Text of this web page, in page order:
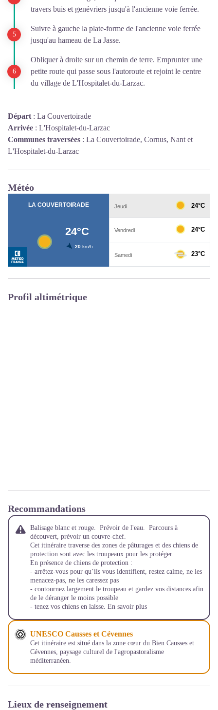
travers buis et genévriers jusqu'à l'ancienne voie ferrée.
Suivre à gauche la plate-forme de l'ancienne voie ferrée
jusqu'au hameau de La Jasse.
Obliquer à droite sur un chemin de terre. Emprunter une
petite route qui passe sous l'autoroute et rejoint le centre
du village de L'Hospitalet-du-Larzac.
Départ : La Couvertoirade
Arrivée : L'Hospitalet-du-Larzac
Communes traversées : La Couvertoirade, Cornus, Nant et
L'Hospitalet-du-Larzac
Météo
Profil altimétrique
Recommandations
Balisage blanc et rouge. Prévoir de l'eau. Parcours à
découvert, prévoir un couvre-chef.
Cet itinéraire traverse des zones de pâturages et des chiens de
protection sont avec les troupeaux pour les protéger.
En présence de chiens de protection :
- arrêtez-vous pour qu’ils vous identifient, restez calme, ne les
menacez-pas, ne les caressez pas
- contournez largement le troupeau et gardez vos distances afin
de le déranger le moins possible
- tenez vos chiens en laisse. En savoir plus
UNESCO Causses et Cévennes
Cet itinéraire est situé dans la zone cœur du Bien Causses et
Cévennes, paysage culturel de l'agropastoralisme
méditerranéen.
Lieux de renseignement